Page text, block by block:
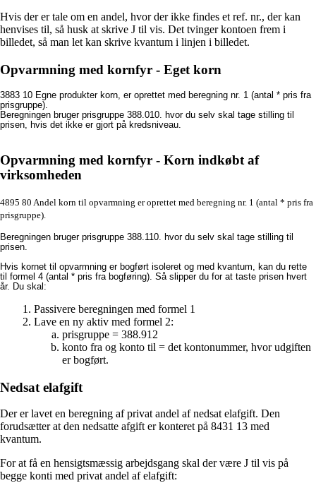
Hvis der er tale om en andel, hvor der ikke findes et ref. nr., der kan
henvises til, så husk at skrive J til vis. Det tvinger kontoen frem i
billedet, så man let kan skrive kvantum i linjen i billedet.
Opvarmning med kornfyr - Eget korn
3883 10 Egne produkter korn, er oprettet med beregning nr. 1 (antal * pris fra
prisgruppe).
Beregningen bruger prisgruppe 388.010. hvor du selv skal tage stilling til
prisen, hvis det ikke er gjort på kredsniveau.
Opvarmning med kornfyr - Korn indkøbt af
virksomheden
4895 80 Andel korn til opvarmning er oprettet med beregning nr. 1 (antal * pris fra
prisgruppe).
Beregningen bruger prisgruppe 388.110. hvor du selv skal tage stilling til
prisen.
Hvis kornet til opvarmning er bogført isoleret og med kvantum, kan du rette
til formel 4 (antal * pris fra bogføring). Så slipper du for at taste prisen hvert
år. Du skal:
Passivere beregningen med formel 1
Lave en ny aktiv med formel 2:
prisgruppe = 388.912
konto fra og konto til = det kontonummer, hvor udgiften
er bogført.
Nedsat elafgift
Der er lavet en beregning af privat andel af nedsat elafgift. Den
forudsætter at den nedsatte afgift er konteret på 8431 13 med
kvantum.
For at få en hensigtsmæssig arbejdsgang skal der være J til vis på
begge konti med privat andel af elafgift: